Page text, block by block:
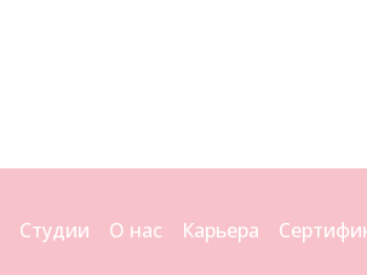
Студии О нас Карьера